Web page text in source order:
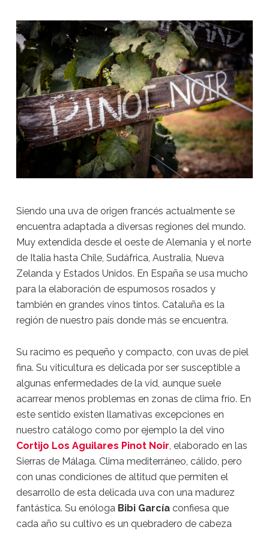
Siendo una uva de origen francés actualmente se
encuentra adaptada a diversas regiones del mundo.
Muy extendida desde el oeste de Alemania y el norte
de Italia hasta Chile, Sudáfrica, Australia, Nueva
Zelanda y Estados Unidos. En España se usa mucho
para la elaboración de espumosos rosados y
también en grandes vinos tintos. Cataluña es la
región de nuestro país donde más se encuentra.
Su racimo es pequeño y compacto, con uvas de piel
fina. Su viticultura es delicada por ser susceptible a
algunas enfermedades de la vid, aunque suele
acarrear menos problemas en zonas de clima frío. En
este sentido existen llamativas excepciones en
nuestro catálogo como por ejemplo la del vino
Cortijo Los Aguilares Pinot Noir , elaborado en las
Sierras de Málaga. Clima mediterráneo, cálido, pero
con unas condiciones de altitud que permiten el
desarrollo de esta delicada uva con una madurez
fantástica. Su enóloga Bibi Garcíaconfiesa que
cada año su cultivo es un quebradero de cabeza